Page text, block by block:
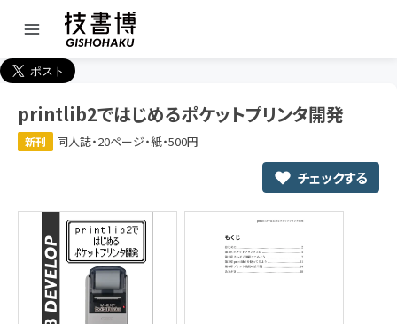
printlib2ではじめるポケットプリンタ開発
新刊 同人誌・20ページ・紙・500円
チェックする